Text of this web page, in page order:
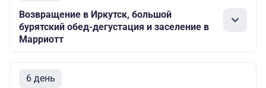
Возвращение в Иркутск, большой
бурятский обед-дегустация и заселение в
Марриотт
6 день